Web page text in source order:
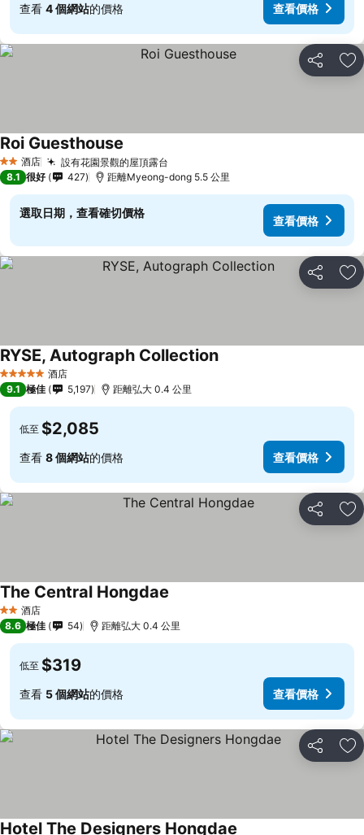
查看 4 個網站的價格 查看價格
分享 放
2 星級酒店 設有花園景觀的屋頂露台
Roi Guesthouse
8.1 很好 427 距離Myeong-dong 5.5 公里
選取日期，查看確切價格
查看價格
分享 放
5 星級 酒店
RYSE, Autograph Collection
9.1 極佳 5,197 距離弘大 0.4 公里
低至 $2,085
查看 8 個網站的價格 查看價格
分享 放
2 星級酒店
The Central Hongdae
8.6 極佳 54 距離弘大 0.4 公里
低至 $319
查看 5 個網站的價格 查看價格
分享 放
Hotel The Designers Hongdae